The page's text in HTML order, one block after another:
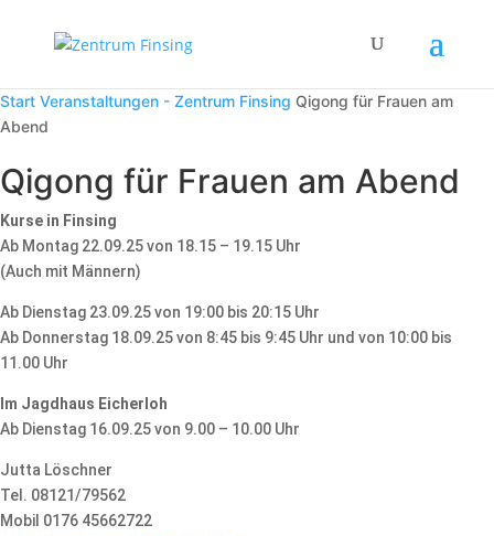
Start Veranstaltungen - Zentrum Finsing Qigong für Frauen am
Abend
Qigong für Frauen am Abend
Kurse in Finsing
Ab Montag 22.09.25 von 18.15 – 19.15 Uhr
(Auch mit Männern)
Ab Dienstag 23.09.25 von 19:00 bis 20:15 Uhr
Ab Donnerstag 18.09.25 von 8:45 bis 9:45 Uhr und von 10:00 bis
11.00 Uhr
Im Jagdhaus Eicherloh
Ab Dienstag 16.09.25 von 9.00 – 10.00 Uhr
Jutta Löschner
Tel. 08121/79562
Mobil 0176 45662722